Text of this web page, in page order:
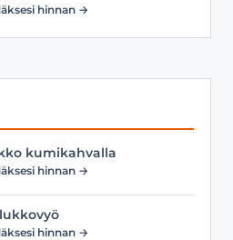
hinnan →
kumikahvalla
hinnan →
hinnan →